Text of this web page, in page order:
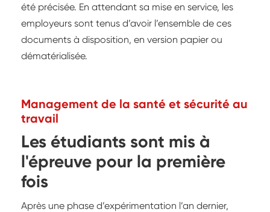
été précisée. En attendant sa mise en service, les
employeurs sont tenus d’avoir l’ensemble de ces
documents à disposition, en version papier ou
dématérialisée.
Management de la santé et sécurité au
travail
Les étudiants sont mis à
l'épreuve pour la première
fois
Après une phase d’expérimentation l’an dernier,